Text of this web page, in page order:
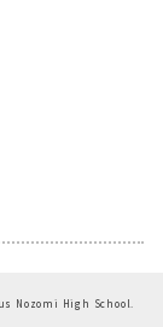
Nozomi High School.